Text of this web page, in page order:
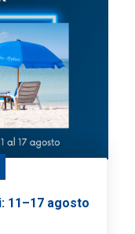
11–17 agosto